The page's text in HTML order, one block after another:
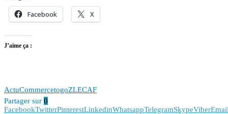
Facebook X
J’aime ça :
ActuCommercetogoZLECAF
Partager sur 0
FacebookTwitterPinterestLinkedinWhatsappTelegramSkypeViber